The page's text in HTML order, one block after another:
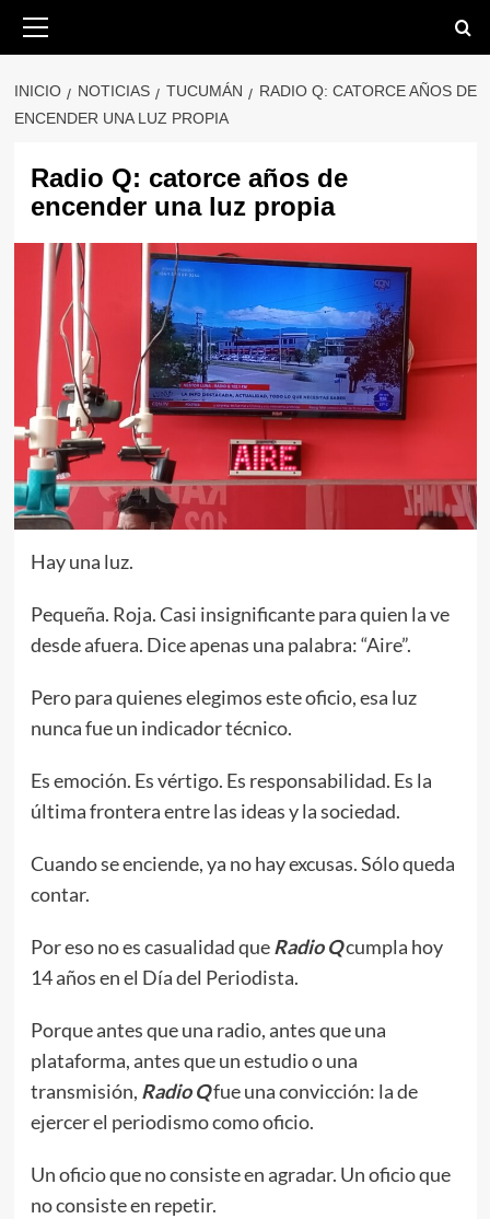
Saltar
primario
INICIO NOTICIAS TUCUMÁN
RADIO Q: CATORCE AÑOS DE
ENCENDER UNA LUZ PROPIA
Radio Q: catorce años de
encender una luz propia
Hay una luz.
Pequeña. Roja. Casi insignificante para quien la ve
desde afuera. Dice apenas una palabra: “Aire”.
Pero para quienes elegimos este oficio, esa luz
nunca fue un indicador técnico.
Es emoción. Es vértigo. Es responsabilidad. Es la
última frontera entre las ideas y la sociedad.
Cuando se enciende, ya no hay excusas. Sólo queda
contar.
Por eso no es casualidad queRadio Qcumpla hoy
14 años en el Día del Periodista.
Porque antes que una radio, antes que una
plataforma, antes que un estudio o una
transmisión, Radio Qfue una convicción: la de
ejercer el periodismo como oficio.
Un oficio que no consiste en agradar. Un oficio que
no consiste en repetir.